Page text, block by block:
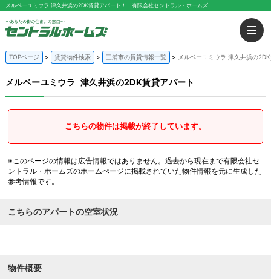
メルベーユミウラ 津久井浜の2DK賃貸アパート！｜有限会社セントラル・ホームズ
TOPページ 賃貸物件検索 三浦市の賃貸情報一覧 メルベーユミウラ 津久井浜の
メルベーユミウラ 津久井浜の2DK賃貸アパート
こちらの物件は掲載が終了しています。
※このページの情報は広告情報ではありません。過去から現在まで有限会社セ
ントラル・ホームズのホームぺージに掲載されていた物件情報を元に生成した
参考情報です。
こちらのアパートの空室状況
物件概要